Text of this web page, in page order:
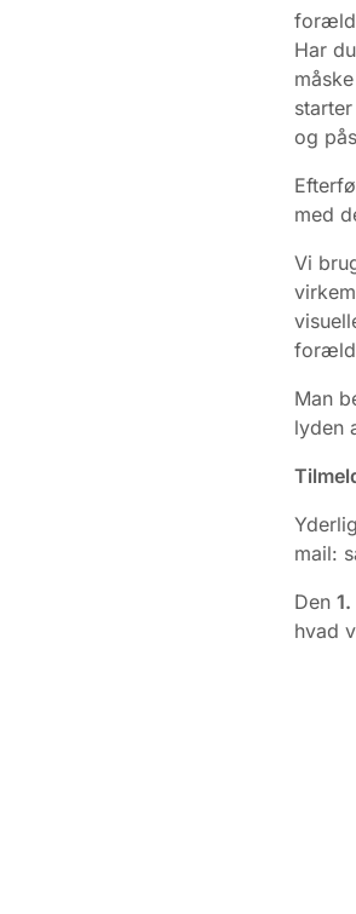
Har
og
med
Vi
Man
lyden
mail:
Den
hvad